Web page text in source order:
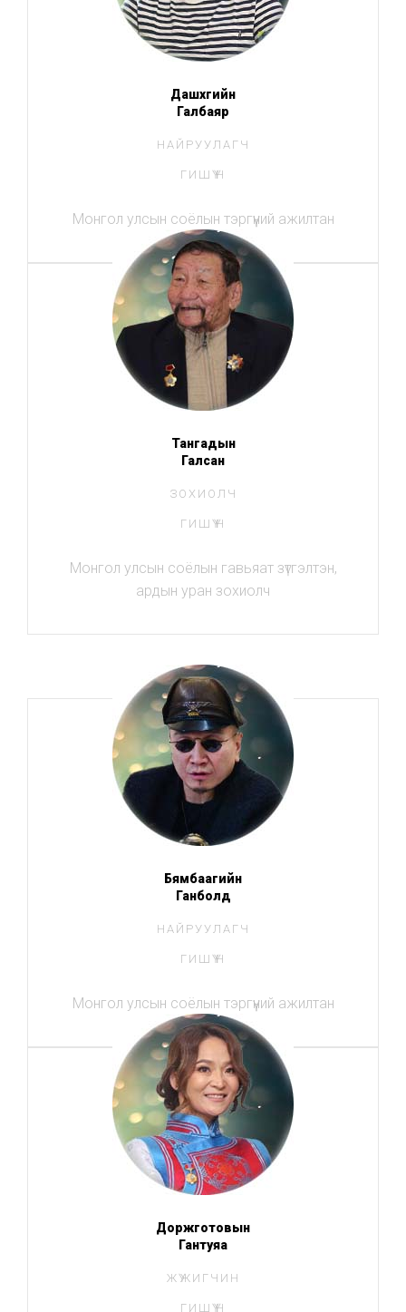
Дашхүүгийн
Галбаяр
НАЙРУУЛАГЧ
ГИШҮҮН
Монгол улсын соёлын тэргүүний ажилтан
Тангадын
Галсан
ЗОХИОЛЧ
ГИШҮҮН
Монгол улсын соёлын гавьяат зүтгэлтэн,
ардын уран зохиолч
Бямбаагийн
Ганболд
НАЙРУУЛАГЧ
ГИШҮҮН
Монгол улсын соёлын тэргүүний ажилтан
Доржготовын
Гантуяа
ЖҮЖИГЧИН
ГИШҮҮН